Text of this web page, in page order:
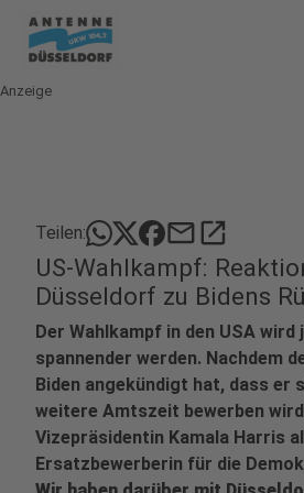
Anzeige
Teilen: mailopen_in_new
US-Wahlkampf:
Düsseldorf zu Bidens
Der Wahlkampf in den USA
spannender werden. Nachdem
Biden angekündigt hat, dass er
weitere Amtszeit bewerben
Vizepräsidentin Kamala Harris
Ersatzbewerberin für die